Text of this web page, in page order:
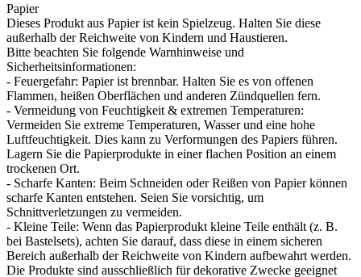
Papier
Dieses Produkt aus Papier ist kein Spielzeug. Halten Sie diese
außerhalb der Reichweite von Kindern und Haustieren.
Bitte beachten Sie folgende Warnhinweise und
Sicherheitsinformationen:
- Feuergefahr: Papier ist brennbar. Halten Sie es von offenen
Flammen, heißen Oberflächen und anderen Zündquellen fern.
- Vermeidung von Feuchtigkeit & extremen Temperaturen:
Vermeiden Sie extreme Temperaturen, Wasser und eine hohe
Luftfeuchtigkeit. Dies kann zu Verformungen des Papiers führen.
Lagern Sie die Papierprodukte in einer flachen Position an einem
trockenen Ort.
- Scharfe Kanten: Beim Schneiden oder Reißen von Papier können
scharfe Kanten entstehen. Seien Sie vorsichtig, um
Schnittverletzungen zu vermeiden.
- Kleine Teile: Wenn das Papierprodukt kleine Teile enthält (z. B.
bei Bastelsets), achten Sie darauf, dass diese in einem sicheren
Bereich außerhalb der Reichweite von Kindern aufbewahrt werden.
Die Produkte sind ausschließlich für dekorative Zwecke geeignet